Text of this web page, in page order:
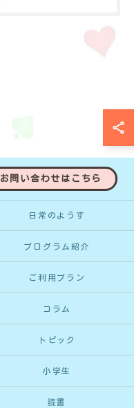
お問い合わせはこちら
日常のようす
プログラム紹介
ご利用プラン
コラム
トピック
小学生
読書